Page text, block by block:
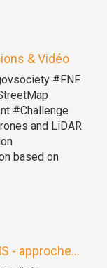
& Vidéo
#FNF
#Challenge
and LiDAR
based on
- approche...